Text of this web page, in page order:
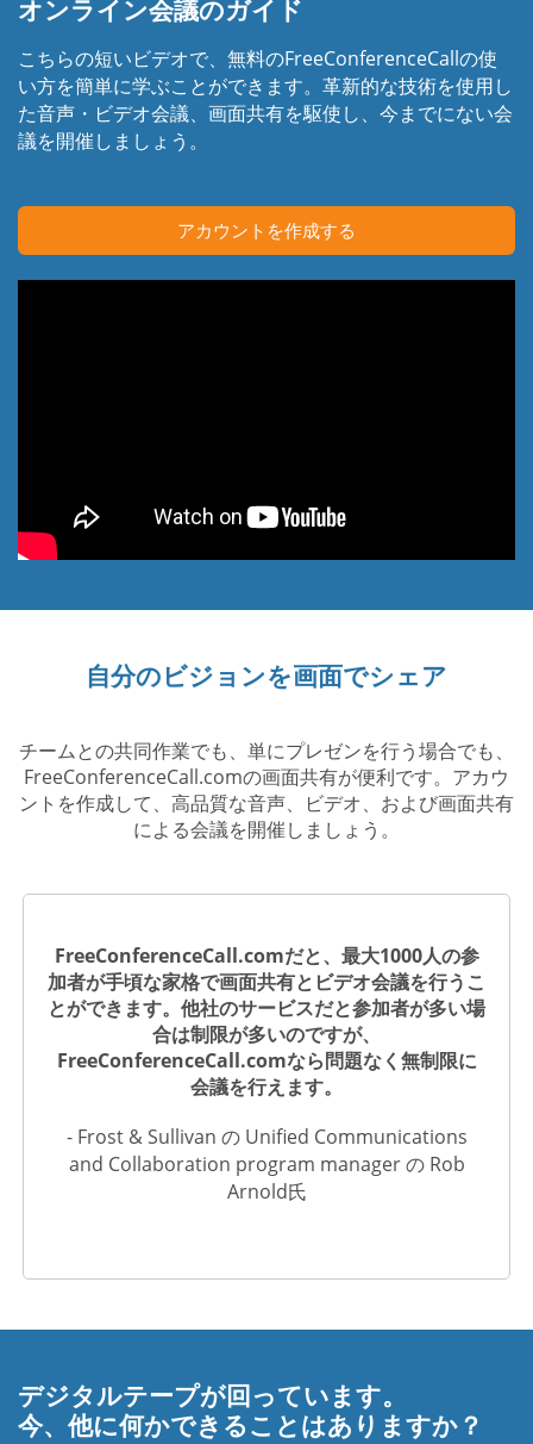
オンライン会議のガイド
こちらの短いビデオで、無料のFreeConferenceCallの使
い方を簡単に学ぶことができます。革新的な技術を使用し
た音声・ビデオ会議、画面共有を駆使し、今までにない会
議を開催しましょう。
アカウントを作成する
自分のビジョンを画面でシェア
チームとの共同作業でも、単にプレゼンを行う場合でも、
FreeConferenceCall.comの画面共有が便利です。アカウ
ントを作成して、高品質な音声、ビデオ、および画面共有
による会議を開催しましょう。
FreeConferenceCall.comだと、最大1000人の参
加者が手頃な家格で画面共有とビデオ会議を行うこ
とができます。他社のサービスだと参加者が多い場
合は制限が多いのですが、
FreeConferenceCall.comなら問題なく無制限に
会議を行えます。
- Frost & Sullivan の Unified Communications
and Collaboration program manager の Rob
Arnold氏
デジタルテープが回っています。
今、他に何かできることはありますか？